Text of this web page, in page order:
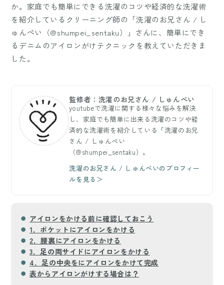
か。家庭でも簡単にできる洗濯のコツや経済的な洗濯術
を紹介しているクリーニング師の「洗濯のお兄さん / し
ゅんぺい（@shumpei_sentaku）」さんに、簡単にでき
るデニムのアイロンがけテクニックを教えていただきま
した。
監修者：洗濯のお兄さん / しゅんぺい
youtubeで洗濯に関する様々な悩みを解決
し、家庭でも簡単に出来る洗濯のコツや経
済的な洗濯術を紹介している「洗濯のお兄
さん / しゅんぺい
（@shumpei_sentaku）。
洗濯のお兄さん / しゅんぺいのプロフィー
ルを見る＞
アイロンをかける前に確認しておこう
1．ポケットにアイロンをかける
2．腰裏にアイロンをかける
3．足の両サイドにアイロンをかける
4．足の中央をにアイロンをかけて完成
表からアイロンがけする場合は？